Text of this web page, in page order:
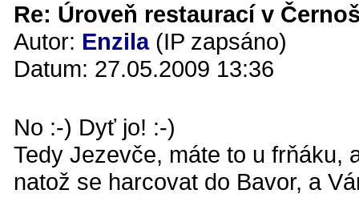
Re: Úroveň restaurací v
Autor: Enzila(IP zapsáno)
Datum: 27.05.2009 13:36
No :-) Dyť jo! :-)
Tedy Jezevče, máte to u frňáku,
natož se harcovat do Bavor, a